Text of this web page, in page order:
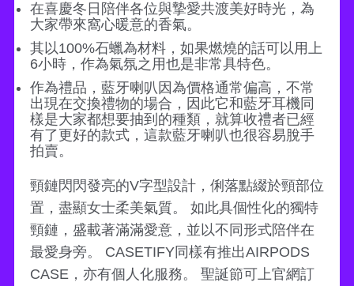
在喜慶冬日陪伴各位與摯愛共渡美好時光，為
大家帶來窩心暖意的香氣。
其以100%石蠟為材料，如果燃燒的話可以用上
6小時，作為氣氛之用也是非常具特色。
作為禮品，藍牙喇叭因為價格通常偏高，不常
出現在交換禮物的場合，因此它和藍牙耳機同
樣是大家都想要抽到的種類，就算收禮者已經
有了更好的款式，這款藍牙喇叭也很容易脫手
拍賣。
頸鏈閃閃發亮的V字型設計，俐落點綴於頸部位
置，盡顯女士柔美氣質。 如此具個性化的獨特
頸鏈，盛載著滿滿愛意，並以不同形式陪伴在
最愛身旁。 CASETIFY同樣有推出AIRPODS
CASE，亦有個人化服務。 聖誕節可上官網訂